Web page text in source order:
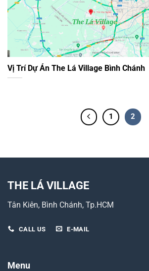
Vị Trí Dự Án The Lá Village Bình Chánh
1 2
THE LÁ VILLAGE
Tân Kiên, Bình Chánh, Tp.HCM
CALL US E-MAIL
Menu